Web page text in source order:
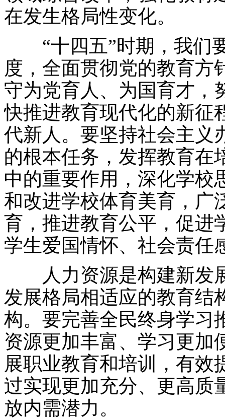
在发生格局性变化。
“十四五”时期，我们
度，全面贯彻党的教育方
守为党育人、为国育才，
快推进教育现代化的新征
代新人。要坚持社会主义
的根本任务，发挥教育在
中的重要作用，深化学校
和改进学校体育美育，广
育，推进教育公平，促进
学生爱国情怀、社会责任
人力资源是构建新发
发展格局相适应的教育结
构。要完善全民终身学习
资源更加丰富、学习更加
展职业教育和培训，有效
过实现更加充分、更高质
放内需潜力。